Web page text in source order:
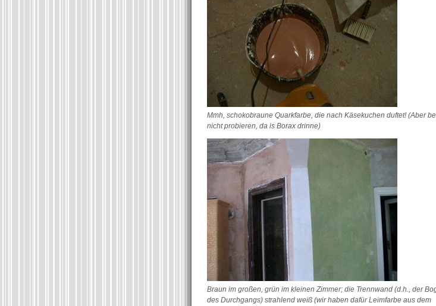
Mmh, schokobraune Quarkfarbe, die nach Käsekuchen duftet! (Aber
nicht probieren, da is Borax drinne)
Braun im großen, grün im kleinen Zimmer; die Trennwand (d.h., der
des Durchgangs) strahlend weiß (wir haben dafür Leimfarbe aus dem